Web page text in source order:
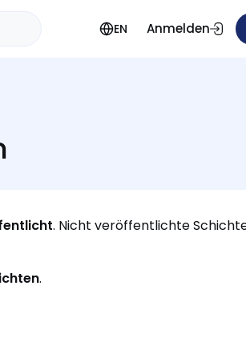
EN Anmelden
. Nicht veröffentlichte
.